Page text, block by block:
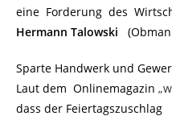
eine Forderung des
Hermann Talowski
Sparte Handwerk und
Laut dem Onlinemagazin
dass der Feiertagszuschlag